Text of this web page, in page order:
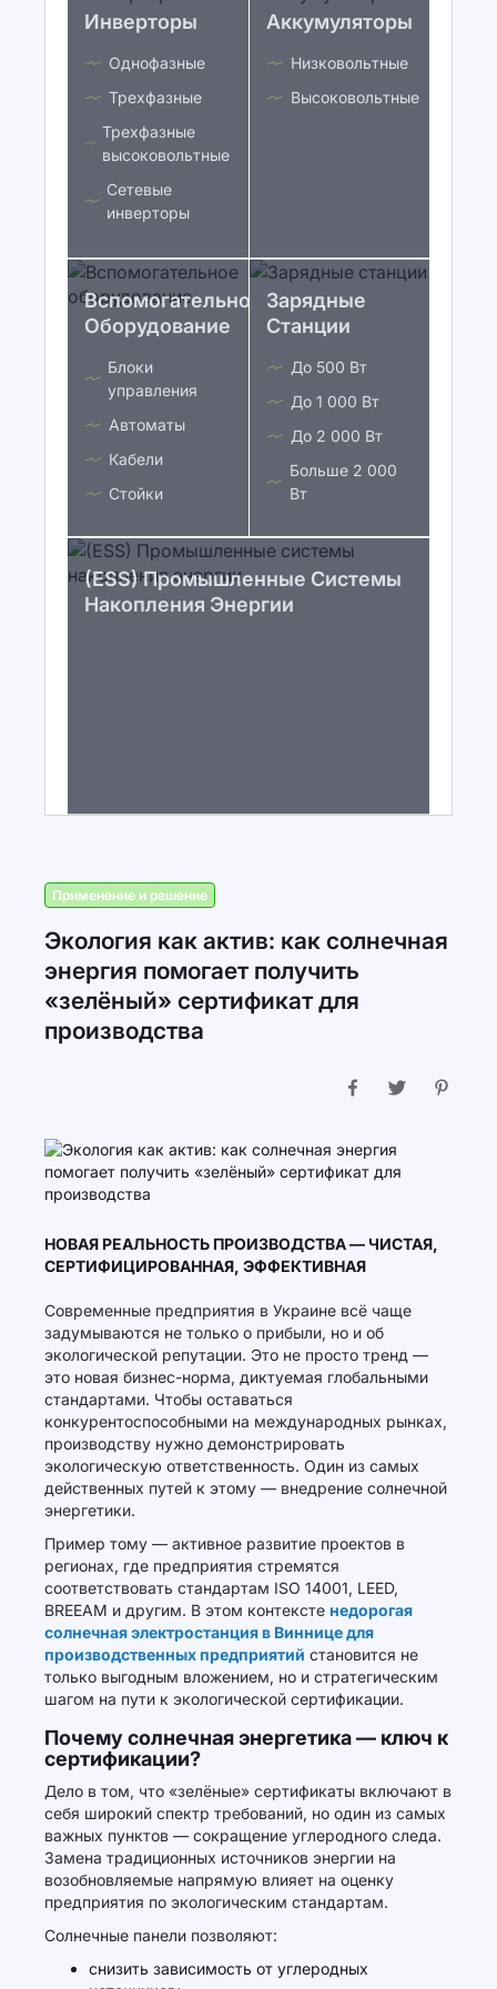
Инверторы
Однофазные
Трехфазные
Трехфазные
высоковольтные
Сетевые
инверторы
Аккумуляторы
Низковольтные
Высоковольтные
Вспомогательное
Оборудование
Блоки
управления
Автоматы
Кабели
Стойки
Зарядные
Станции
До 500 Вт
До 1 000 Вт
До 2 000 Вт
Больше 2 000
Вт
(ESS) Промышленные Системы
Накопления Энергии
Применение и решение
Экология как актив: как солнечная
энергия помогает получить
«зелёный» сертификат для
производства
НОВАЯ РЕАЛЬНОСТЬ ПРОИЗВОДСТВА — ЧИСТАЯ,
СЕРТИФИЦИРОВАННАЯ, ЭФФЕКТИВНАЯ
Современные предприятия в Украине всё чаще
задумываются не только о прибыли, но и об
экологической репутации. Это не просто тренд —
это новая бизнес-норма, диктуемая глобальными
стандартами. Чтобы оставаться
конкурентоспособными на международных рынках,
производству нужно демонстрировать
экологическую ответственность. Один из самых
действенных путей к этому — внедрение солнечной
энергетики.
Пример тому — активное развитие проектов в
регионах, где предприятия стремятся
соответствовать стандартам ISO 14001, LEED,
BREEAM и другим. В этом контексте недорогая
солнечная электростанция в Виннице для
производственных предприятий становится не
только выгодным вложением, но и стратегическим
шагом на пути к экологической сертификации.
Почему солнечная энергетика — ключ к
сертификации?
Дело в том, что «зелёные» сертификаты включают в
себя широкий спектр требований, но один из самых
важных пунктов — сокращение углеродного следа.
Замена традиционных источников энергии на
возобновляемые напрямую влияет на оценку
предприятия по экологическим стандартам.
Солнечные панели позволяют:
снизить зависимость от углеродных